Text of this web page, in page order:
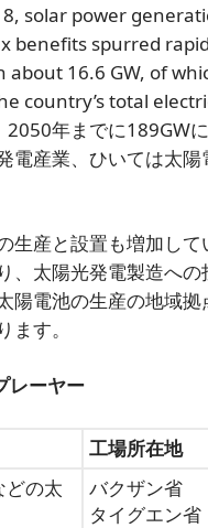
solar power
benefits spurred
16.6 GW, of
country’s total
年までに189GW
電産業、ひいては太
生産と設置も増加し
、太陽光発電製造への
陽電池の生産の地域
す。
レーヤー
工場所在地
どの太
バクザン省
タイグエン省